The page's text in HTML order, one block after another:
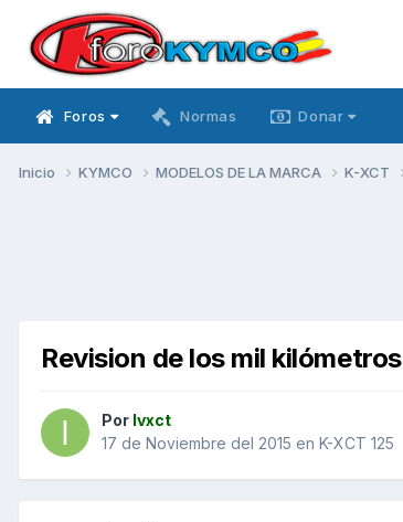
Foros Normas Donar
Inicio KYMCO MODELOS DE LA MARCA K-XCT
Revision de los mil kilómetros
Por Ivxct
17 de Noviembre del 2015 en K-XCT 125